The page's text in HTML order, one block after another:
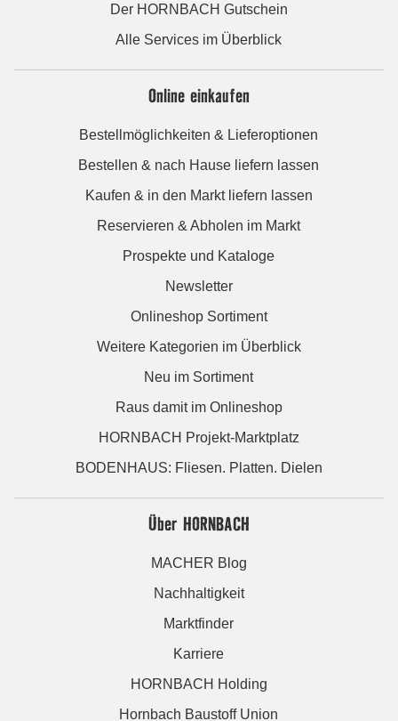
Der HORNBACH Gutschein
Alle Services im Überblick
Online einkaufen
Bestellmöglichkeiten & Lieferoptionen
Bestellen & nach Hause liefern lassen
Kaufen & in den Markt liefern lassen
Reservieren & Abholen im Markt
Prospekte und Kataloge
Newsletter
Onlineshop Sortiment
Weitere Kategorien im Überblick
Neu im Sortiment
Raus damit im Onlineshop
HORNBACH Projekt-Marktplatz
BODENHAUS: Fliesen. Platten. Dielen
Über HORNBACH
MACHER Blog
Nachhaltigkeit
Marktfinder
Karriere
HORNBACH Holding
Hornbach Baustoff Union